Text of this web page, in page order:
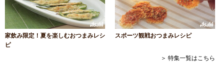
家飲み限定！夏を楽しむおつまみレシ
ピ
スポーツ観戦おつまみレシピ
＞ 特集一覧はこちら